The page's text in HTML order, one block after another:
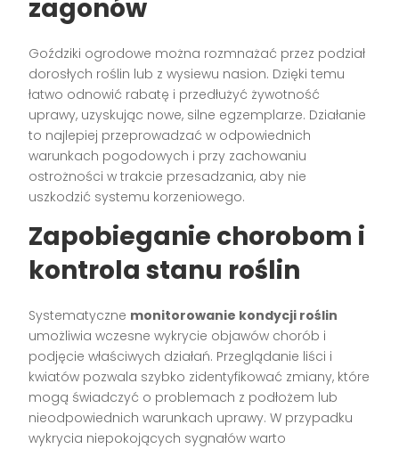
zagonów
Goździki ogrodowe można rozmnażać przez podział
dorosłych roślin lub z wysiewu nasion. Dzięki temu
łatwo odnowić rabatę i przedłużyć żywotność
uprawy, uzyskując nowe, silne egzemplarze. Działanie
to najlepiej przeprowadzać w odpowiednich
warunkach pogodowych i przy zachowaniu
ostrożności w trakcie przesadzania, aby nie
uszkodzić systemu korzeniowego.
Zapobieganie chorobom i
kontrola stanu roślin
Systematyczne monitorowanie kondycji roślin
umożliwia wczesne wykrycie objawów chorób i
podjęcie właściwych działań. Przeglądanie liści i
kwiatów pozwala szybko zidentyfikować zmiany, które
mogą świadczyć o problemach z podłożem lub
nieodpowiednich warunkach uprawy. W przypadku
wykrycia niepokojących sygnałów warto